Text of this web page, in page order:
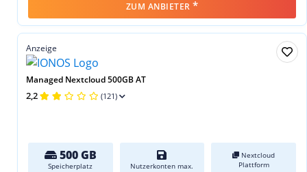
ZUM ANBIETER *
Anzeige
Managed Nextcloud 500GB AT
2,2 (121)
500 GB
Speicherplatz Nutzerkonten max.
Nextcloud
Plattform